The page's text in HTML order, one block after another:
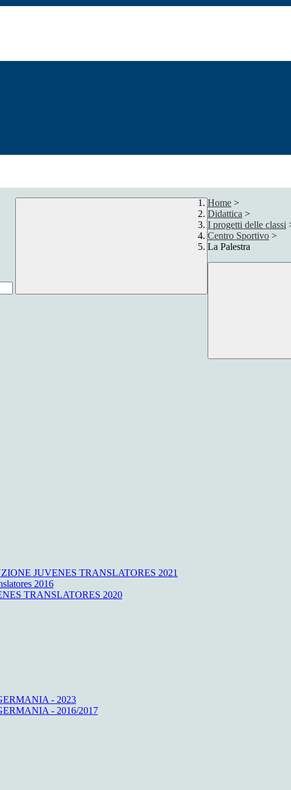
Home >
Didattica >
I progetti delle classi
Centro Sportivo >
La Palestra
JUVENES TRANSLATORES 2021
2016
TRANSLATORES 2020
- 2023
- 2016/2017